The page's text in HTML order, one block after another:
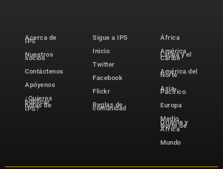
Acerca de
IPS
Nuestros
socios
Contáctenos
Apóyenos
¿Quieres
publicar
notas de
IPS?
Sigue a IPS
Inicio
Twitter
Facebook
Flickr
Reglas de
comunidad
África
América
Latina y el
Caribe
América del
Norte
Asia-
Pacífico
Europa
Medio
Oriente y
Norte de
África
Mundo